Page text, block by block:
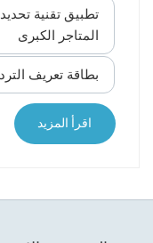
and Batteries
apparel industry
2020, and since
has improved
store shopping
e...
المتاجر الكبرى
بطاقة تعريف
اقرأ المزيد